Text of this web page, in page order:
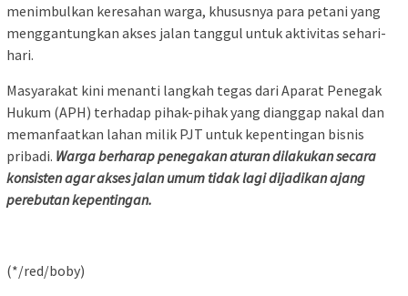
menimbulkan keresahan warga, khususnya para petani yang
menggantungkan akses jalan tanggul untuk aktivitas sehari-
hari.
Masyarakat kini menanti langkah tegas dari Aparat Penegak
Hukum (APH) terhadap pihak-pihak yang dianggap nakal dan
memanfaatkan lahan milik PJT untuk kepentingan bisnis
pribadi. Warga berharap penegakan aturan dilakukan secara
konsisten agar akses jalan umum tidak lagi dijadikan ajang
perebutan kepentingan.
(*/red/boby)